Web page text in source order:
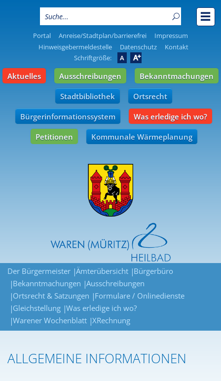
Portal Anreise/Stadtplan/barrierefrei
Impressum
Hinweisgebermeldestelle
Datenschutz
Kontakt
Schriftgröße:
A A
Aktuelles Ausschreibungen Bekanntmachungen
Stadtbibliothek Ortsrecht
Bürgerinformationssystem Was erledige ich wo?
Petitionen Kommunale Wärmeplanung
Der Bürgermeister Ämterübersicht Bürgerbüro
Bekanntmachungen Ausschreibungen
Ortsrecht & Satzungen
Formulare / Onlinedienste
Gleichstellung Was erledige ich wo?
Warener Wochenblatt XRechnung
ALLGEMEINE INFORMATIONEN